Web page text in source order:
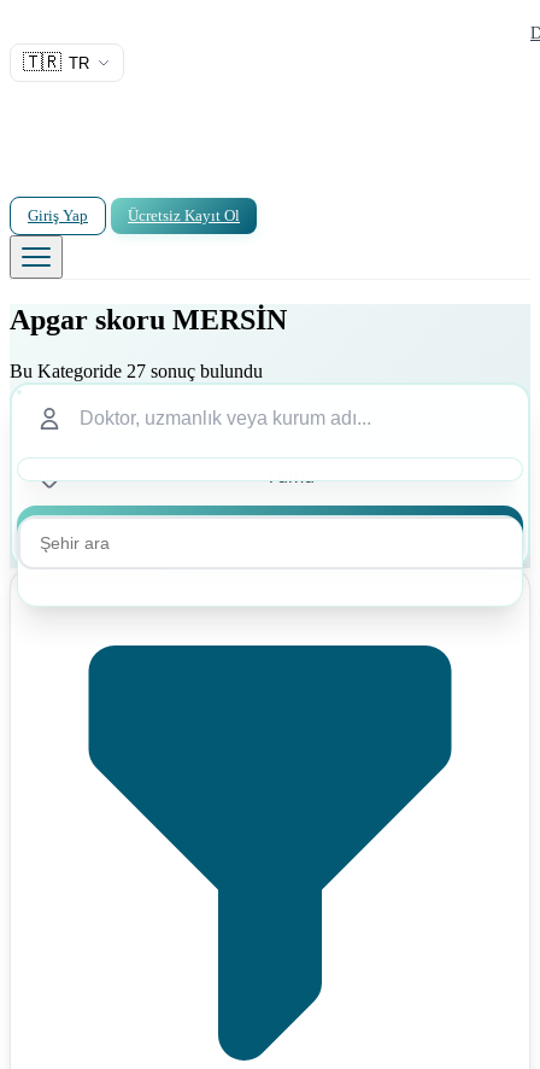
🇹🇷 TR
Giriş Yap Ücretsiz Kayıt Ol
Apgar skoru MERSİN
Bu Kategoride 27 sonuç bulundu